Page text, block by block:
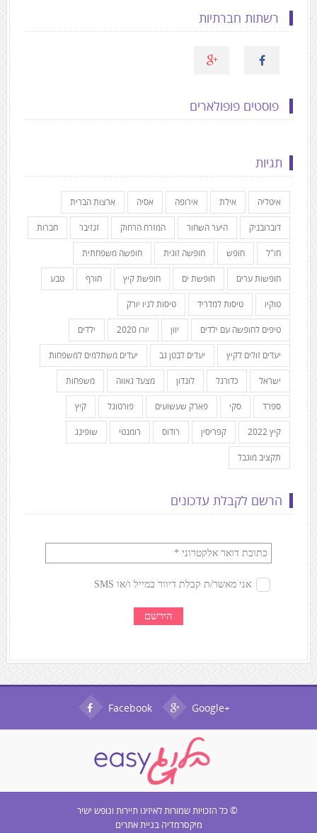
רשתות חברתיות
פוסטים פופולארים
תגיות
איטליה אילת אירופה אסיה ארצות הברית
דוברובניק היער השחור המזרח הרחוק זנזיבר חברות
חו"ל חופש חופשה זוגית חופשה משפחתית
חופשות ערים חופשת ים חופשת קיץ חורף טבע
טוקיו טיסות למדריד טיסות לניו יורק
טיפים לחופשה עם ילדים יוון יורו 2020 ילדים
יעדים זולים לקיץ יעדים לבטן גב יעדים משתלמים למשפחות
ישראל כדורגל לונדון מצעד גאווה משפחות
ספרד סקי פארק שעשועים פורטוגל קיץ
קיץ 2022 קפריסין רודוס רומנטי שופינג
תקציב מוגבל
הרשם לקבלת עדכונים
Facebook Google+
© כל הזכויות שמורות לאיזיגו תיירות ונופש ישיר
מיקסרמדיה בניית אתרים